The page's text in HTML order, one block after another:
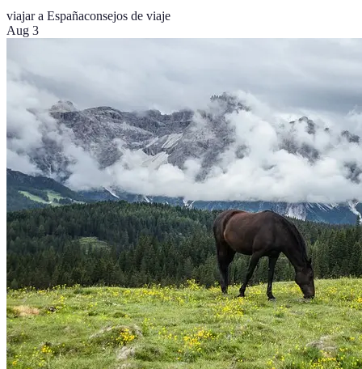
viajar a Españaconsejos de viaje
Aug 3